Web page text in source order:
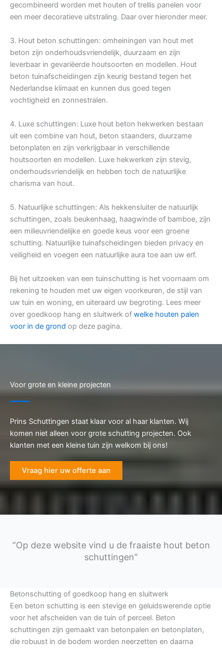
gecombineerd worden met houten of trellis panelen voor
een meer decoratieve uitstraling. Daar over hieronder meer.
3. Hout beton schuttingen: omheiningen van hout met
beton zijn onderhoudsvriendelijk, duurzaam en zijn
leverbaar in gevariëerde houtsoorten en modellen. Hout
beton tuinafscheidingen zijn keurig bestand tegen het
Nederlandse klimaat en kunnen dus goed tegen
vochtigheid en zonnestralen.
4. Luxe schuttingen: Luxe hout beton hekwerken bestaan
uit een combine van hout, beton staanders, duurzame
betonplaten en zijn verkrijgbaar in verschillende
houtsoorten en modellen. Luxe hekwerken zijn stevig,
onderhoudsvriendelijk en hebben toch de natuurlijke
charisma van hout.
5. Natuurlijke schuttingen: Als hekkensluiter de natuurlijk
schuttingen, zoals beukenhaag, haagwinde of bamboe, zijn
een milieuvriendelijke en goede keus voor een groene
schutting. Natuurlijke tuinafscheidingen bieden privacy en
veiligheid en voegen een natuurlijke aura toe aan uw erf.
Bij het uitzoeken van een tuinschutting is het voornaam om
rekening te houden met uw eigen voorkeuren, de stijl van
uw tuin en woning, en uiteraard uw begroting. Lees meer
over goedkoop hang en sluitwerk of welke houten palen
voor in de grond op deze pagina.
Voor grote en kleine projecten
Prins Schuttingen staat klaar voor al haar klanten. Wij
komen niet alleen voor grote schutting projecten. Ook
klanten met een kleine tuin zijn welkom bij ons!
Vraag hier uw offerte aan
“Op deze website vind u de fraaiste hout beton
schuttingen”
Betonschutting of goedkoop hang en sluitwerk
Een beton schutting is een stevige en geluidswerende optie
voor het afscheiden van de tuin of perceel. Beton
schuttingen zijn gemaakt van betonpalen en betonplaten,
die robuust in de bodem worden neerzetten en daarna